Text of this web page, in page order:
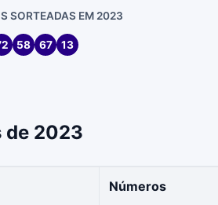
SORTEADAS EM 2023
58 67 13
de 2023
Números